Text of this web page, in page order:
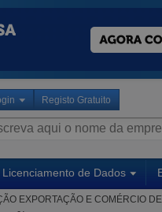
Registo Gratuito
Licenciamento de Dados
EXPORTAÇÃO E COMÉRCIO